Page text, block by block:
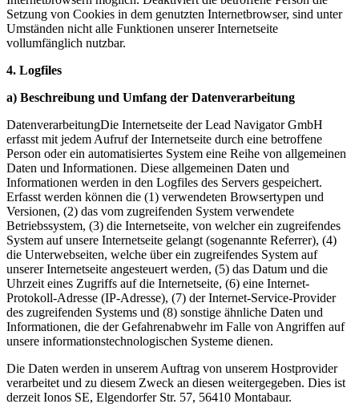
Setzung von Cookies in dem genutzten Internetbrowser, sind unter
Umständen nicht alle Funktionen unserer Internetseite
vollumfänglich nutzbar.
4. Logfiles
a) Beschreibung und Umfang der Datenverarbeitung
DatenverarbeitungDie Internetseite der Lead Navigator GmbH
erfasst mit jedem Aufruf der Internetseite durch eine betroffene
Person oder ein automatisiertes System eine Reihe von allgemeinen
Daten und Informationen. Diese allgemeinen Daten und
Informationen werden in den Logfiles des Servers gespeichert.
Erfasst werden können die (1) verwendeten Browsertypen und
Versionen, (2) das vom zugreifenden System verwendete
Betriebssystem, (3) die Internetseite, von welcher ein zugreifendes
System auf unsere Internetseite gelangt (sogenannte Referrer), (4)
die Unterwebseiten, welche über ein zugreifendes System auf
unserer Internetseite angesteuert werden, (5) das Datum und die
Uhrzeit eines Zugriffs auf die Internetseite, (6) eine Internet-
Protokoll-Adresse (IP-Adresse), (7) der Internet-Service-Provider
des zugreifenden Systems und (8) sonstige ähnliche Daten und
Informationen, die der Gefahrenabwehr im Falle von Angriffen auf
unsere informationstechnologischen Systeme dienen.
Die Daten werden in unserem Auftrag von unserem Hostprovider
verarbeitet und zu diesem Zweck an diesen weitergegeben. Dies ist
derzeit Ionos SE, Elgendorfer Str. 57, 56410 Montabaur.